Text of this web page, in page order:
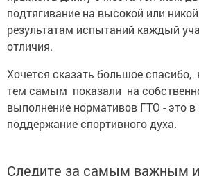
подтягивание на высокой или
результатам испытаний каждый
отличия.
Хочется сказать большое спасибо,
тем самым показали на
выполнение нормативов ГТО - это в
поддержание спортивного духа.
Следите за самым важным